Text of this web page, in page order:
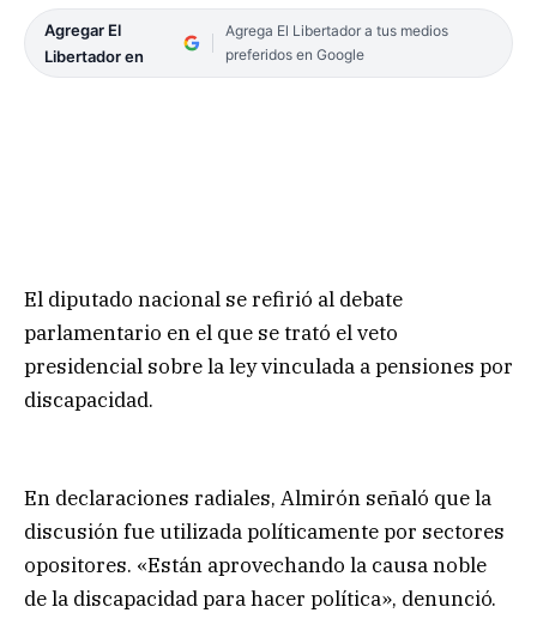
Agregar El
Libertador en
Agrega El Libertador a tus medios
preferidos en Google
El diputado nacional se refirió al debate
parlamentario en el que se trató el veto
presidencial sobre la ley vinculada a pensiones por
discapacidad.
En declaraciones radiales, Almirón señaló que la
discusión fue utilizada políticamente por sectores
opositores. «Están aprovechando la causa noble
de la discapacidad para hacer política», denunció.